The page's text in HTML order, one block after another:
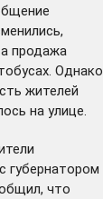
продажа
Однако
жителей
на улице.
губернатором
что